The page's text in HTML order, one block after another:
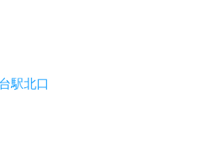
駅北口